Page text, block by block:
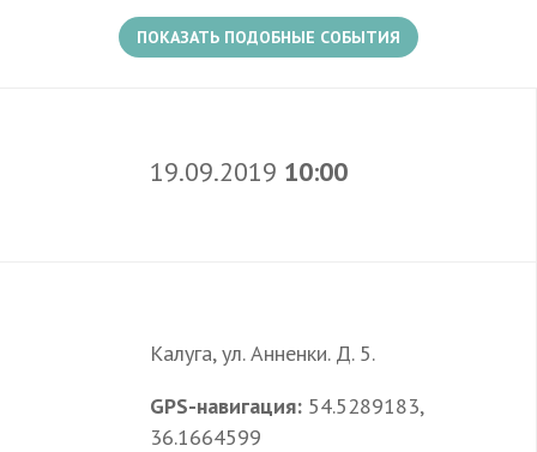
продукции Упаковочное и расфасовочное
оборудование и материалы Садоводство,
Ярмарочная торговля.
ПОКАЗАТЬ ПОДОБНЫЕ СОБЫТИЯ
19.09.2019 10:00
Калуга, ул. Анненки. Д. 5.
GPS-навигация: 54.5289183,
36.1664599